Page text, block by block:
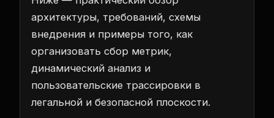
архитектуры, требований, схемы
внедрения и примеры того, как
организовать сбор метрик,
динамический анализ и
пользовательские трассировки в
легальной и безопасной плоскости.